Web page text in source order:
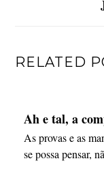
RELATED
Ah e tal, a
As provas e as
se possa pensar,